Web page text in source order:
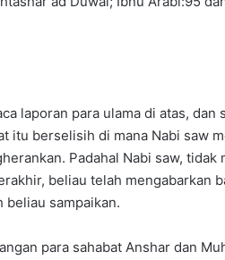
laporan para ulama di atas, dan
itu berselisih di mana Nabi saw
Padahal Nabi saw, tidak
beliau telah mengabarkan
beliau sampaikan.
para sahabat Anshar dan